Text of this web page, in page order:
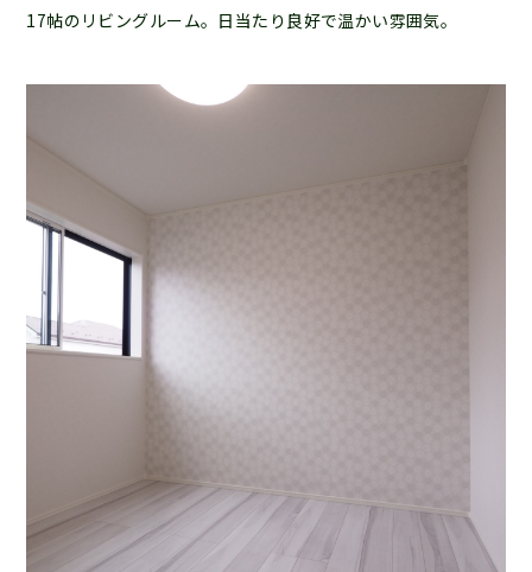
17帖のリビングルーム。日当たり良好で温かい雰囲気。